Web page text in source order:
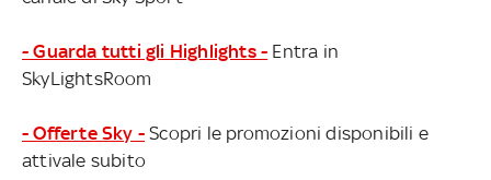
- Guarda tutti gli Highlights - Entra in
SkyLightsRoom
- Offerte Sky - Scopri le promozioni disponibili e
attivale subito